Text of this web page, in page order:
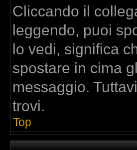
Cliccando il
leggendo, puoi
lo vedi, significa
spostare in cima
messaggio.
trovi.
Top